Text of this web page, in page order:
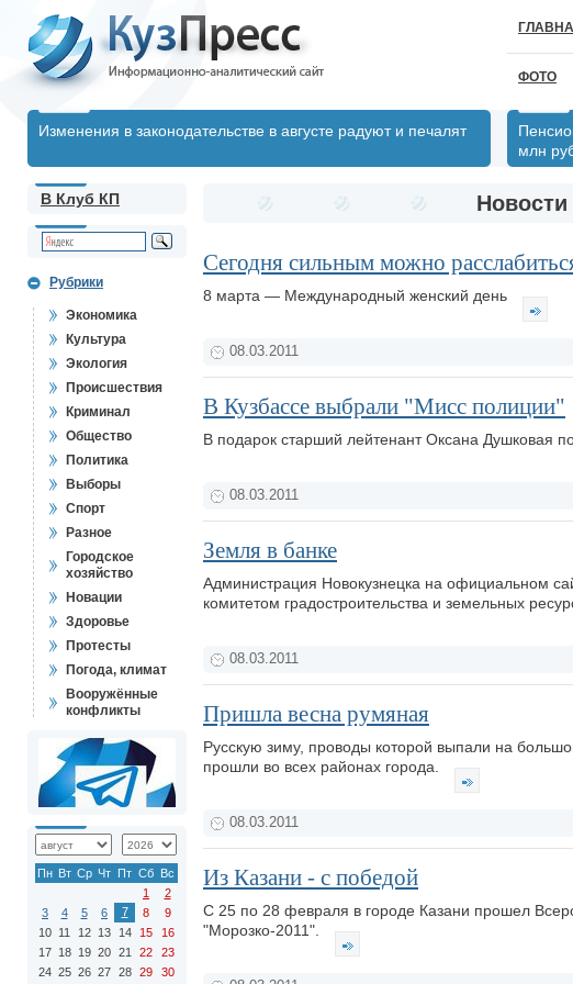
ФОТО
Изменения в законодательстве в августе радуют и печалят
млн
В Клуб КП
Рубрики
Экономика
Культура
Экология
Происшествия
Криминал
Общество
Политика
Выборы
Спорт
Разное
Городское
хозяйство
Новации
Здоровье
Протесты
Погода, климат
Вооружённые
конфликты
Пн Вт Ср Чт Пт Сб Вс
1
2
3
4 5 6 7 8
9
10 11 12 13 14 15
16
17 18 19 20 21 22
23
24 25 26 27 28 29
30
Новости
Сегодня сильным можно
8 марта — Международный женский день
08.03.2011
В Кузбассе выбрали "Мисс полиции"
В подарок старший лейтенант Оксана Душковая
08.03.2011
Земля в банке
Администрация Новокузнецка на официальном
комитетом градостроительства и земельных
08.03.2011
Пришла весна румяная
Русскую зиму, проводы которой выпали на
прошли во всех районах города.
08.03.2011
Из Казани - с победой
С 25 по 28 февраля в городе Казани прошел
"Морозко-2011".